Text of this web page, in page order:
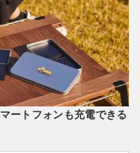
ートフォンも充電できる